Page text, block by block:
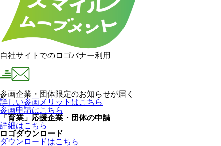
自社サイトでのロゴバナー利用
参画企業・団体限定のお知らせが届く
詳しい参画メリットはこちら
参画申請はこちら
「育業」応援企業・団体の申請
詳細はこちら
ロゴダウンロード
ダウンロードはこちら